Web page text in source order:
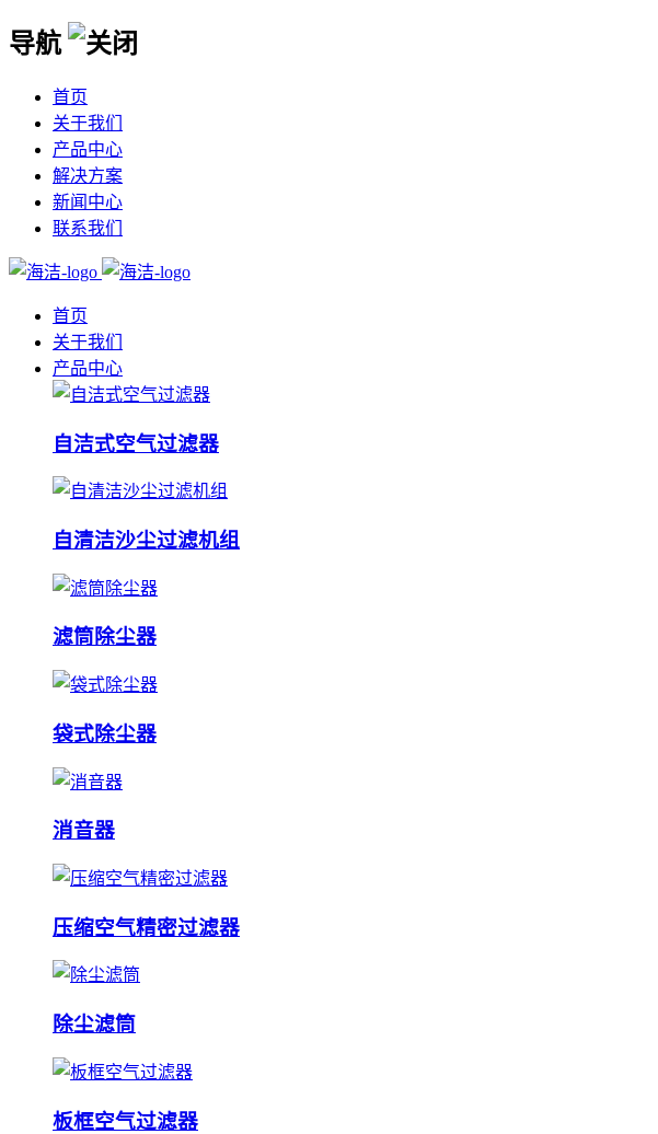
导航
首页
关于我们
产品中心
解决方案
新闻中心
联系我们
首页
关于我们
产品中心
自洁式空气过滤器
自清洁沙尘过滤机组
滤筒除尘器
袋式除尘器
消音器
压缩空气精密过滤器
除尘滤筒
板框空气过滤器